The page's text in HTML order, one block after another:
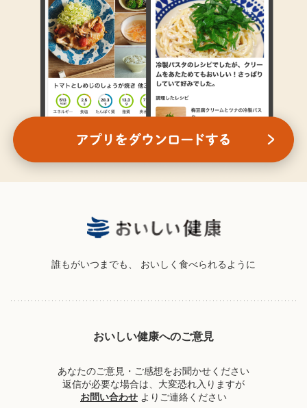
誰もがいつまでも、 おいしく食べられるように
おいしい健康へのご意見
あなたのご意見・ご感想をお聞かせください
返信が必要な場合は、大変恐れ入りますが
お問い合わせ よりご連絡ください